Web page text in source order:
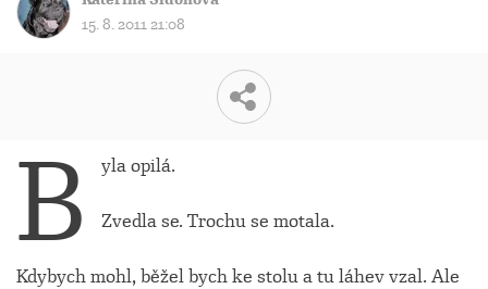
15. 8. 2011 21:08
B yla opilá.
Zvedla se. Trochu se motala.
Kdybych mohl, běžel bych ke stolu a tu láhev vzal. Ale